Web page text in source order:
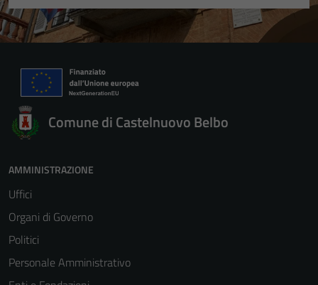
Comune di Castelnuovo Belbo
AMMINISTRAZIONE
Uffici
Organi di Governo
Politici
Personale Amministrativo